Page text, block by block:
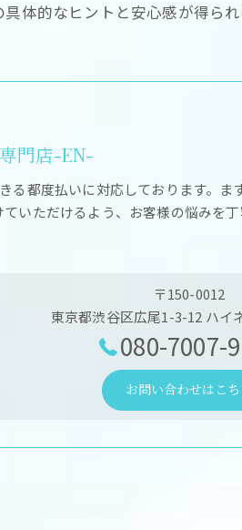
体的なヒントと安心感が得られ
門店-EN-
る都度払いに対応しております。
いただけるよう、お客様の悩みを丁
〒150-0012
東京都渋谷区広尾1-3-12 ハイ
080-7007-
お問い合わせはこち